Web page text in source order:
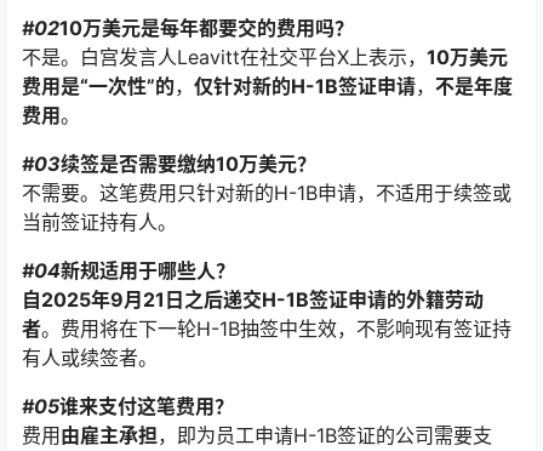
#0210万美元是每年都要交的费用吗？
不是。白宫发言人Leavitt在社交平台X上表示， 10万美元
费用是“一次性”的， 仅针对新的H-1B签证申请， 不是年度
费用。
#03续签是否需要缴纳10万美元？
不需要。这笔费用只针对新的H-1B申请，不适用于续签或
当前签证持有人。
#04新规适用于哪些人？
自2025年9月21日之后递交H-1B签证申请的外籍劳动
者。费用将在下一轮H-1B抽签中生效，不影响现有签证持
有人或续签者。
#05谁来支付这笔费用？
费用 由雇主承担，即为员工申请H-1B签证的公司需要支